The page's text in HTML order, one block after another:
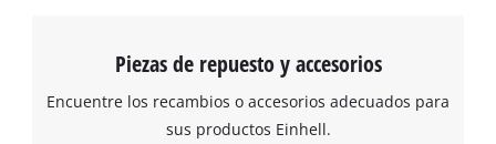
Piezas de repuesto y accesorios
Encuentre los recambios o accesorios adecuados para
sus productos Einhell.